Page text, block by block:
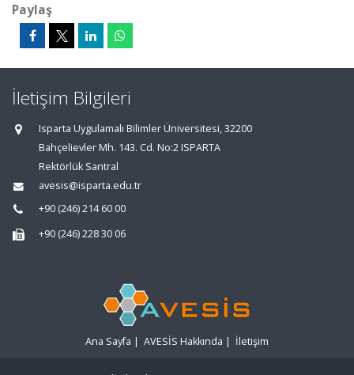
Paylaş
İletişim Bilgileri
Isparta Uygulamalı Bilimler Üniversitesi, 32200
Bahçelievler Mh. 143. Cd. No:2 ISPARTA
Rektörlük Santral
avesis@isparta.edu.tr
+90 (246) 214 60 00
+90 (246) 228 30 06
Ana Sayfa | AVESİS Hakkında | İletişim